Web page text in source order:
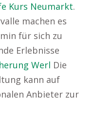
Kurs Neumarkt.
machen es
für sich zu
Erlebnisse
Werl Die
kann auf
Anbieter zur